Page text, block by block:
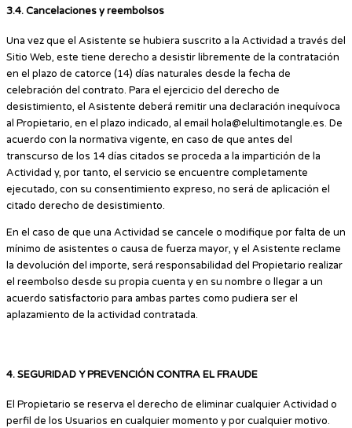
3.4. Cancelaciones y reembolsos
Una vez que el Asistente se hubiera suscrito a la Actividad a través del
Sitio Web, este tiene derecho a desistir libremente de la contratación
en el plazo de catorce (14) días naturales desde la fecha de
celebración del contrato. Para el ejercicio del derecho de
desistimiento, el Asistente deberá remitir una declaración inequívoca
al Propietario, en el plazo indicado, al email hola@elultimotangle.es. De
acuerdo con la normativa vigente, en caso de que antes del
transcurso de los 14 días citados se proceda a la impartición de la
Actividad y, por tanto, el servicio se encuentre completamente
ejecutado, con su consentimiento expreso, no será de aplicación el
citado derecho de desistimiento.
En el caso de que una Actividad se cancele o modifique por falta de un
mínimo de asistentes o causa de fuerza mayor, y el Asistente reclame
la devolución del importe, será responsabilidad del Propietario realizar
el reembolso desde su propia cuenta y en su nombre o llegar a un
acuerdo satisfactorio para ambas partes como pudiera ser el
aplazamiento de la actividad contratada.
4. SEGURIDAD Y PREVENCIÓN CONTRA EL FRAUDE
El Propietario se reserva el derecho de eliminar cualquier Actividad o
perfil de los Usuarios en cualquier momento y por cualquier motivo.